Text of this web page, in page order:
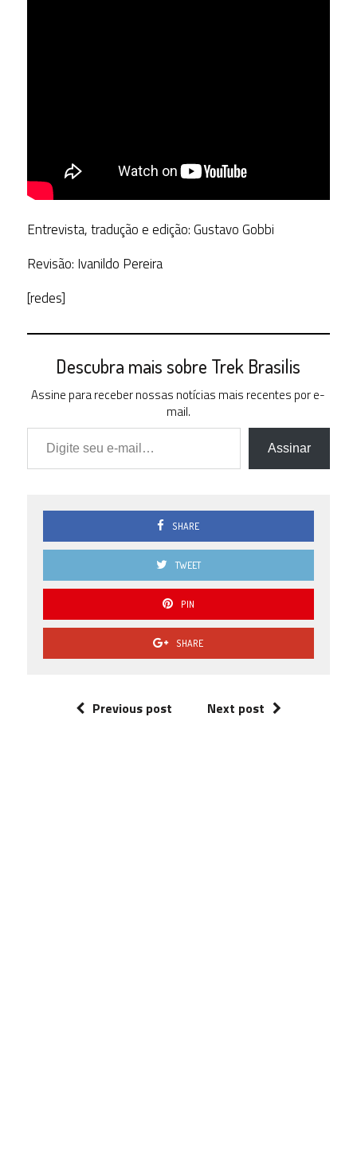
Entrevista, tradução e edição: Gustavo Gobbi
Revisão: Ivanildo Pereira
[redes]
Descubra mais sobre Trek Brasilis
Assine para receber nossas notícias mais recentes por e-
mail.
Digite seu e-mail…
Assinar
SHARE
TWEET
PIN
SHARE
Previous post Next post